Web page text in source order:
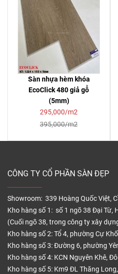
Sàn nhựa hèm khóa
EcoClick 480 giả gỗ
(5mm)
295,000/m2
395,000/m2
CÔNG TY CỔ PHẦN SÀN ĐẸP
Showroom: 339 Hoàng Quốc Việt,
Kho hàng số 1: số 1 ngõ 38 Đại Từ,
(Cuối ngõ 38, trong công ty xây
Kho hàng số 2: Tổ 4, phường Cự
Kho hàng số 3: Đường 6, phường
Kho hàng số 4: KCN Nguyên Khê,
Kho hàng số 5: Km9 ĐL Thăng